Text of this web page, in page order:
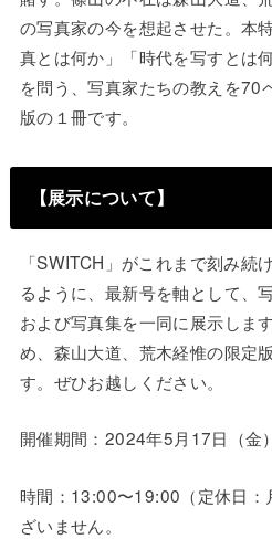
の写真家の今を想起させた。本
真とは何か」「時代を写すとは
を問う、写真家たちの教えを70
版の１冊です。
【展示について】
「SWITCH」がこれまで刻み続
るように、最新号を軸として、
および写真集を一同に展示しま
め、森山大道、荒木経惟の限定
す。ぜひお越しください。
開催期間：2024年5月17日（金
時間：13:00〜19:00（定休日：
ざいません。